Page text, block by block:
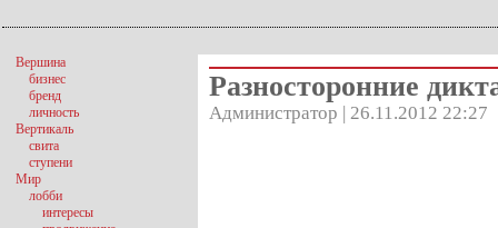
Разносторонние
Администратор | 26.11.2012 22:27
Вершина
бизнес
бренд
личность
Вертикаль
свита
ступени
Мир
лобби
интересы